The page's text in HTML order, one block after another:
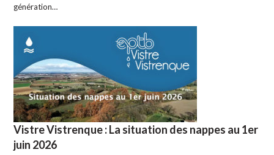
génération…
Vistre Vistrenque : La situation des nappes au 1er
juin 2026